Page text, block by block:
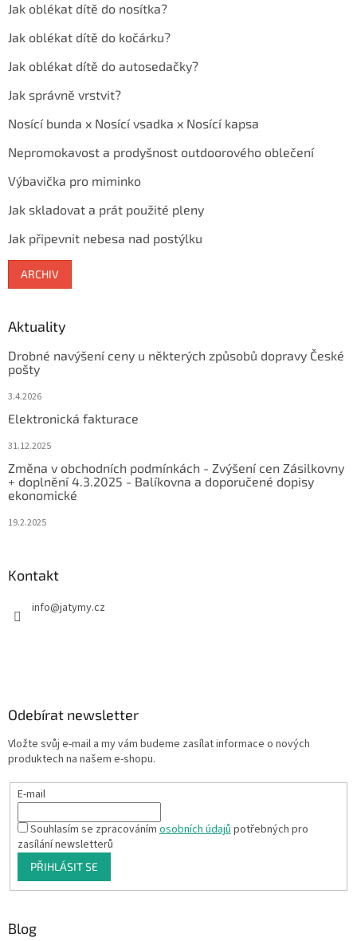
Jak oblékat dítě do nosítka?
Jak oblékat dítě do kočárku?
Jak oblékat dítě do autosedačky?
Jak správně vrstvit?
Nosící bunda x Nosící vsadka x Nosící kapsa
Nepromokavost a prodyšnost outdoorového oblečení
Výbavička pro miminko
Jak skladovat a prát použité pleny
Jak připevnit nebesa nad postýlku
ARCHIV
Aktuality
Drobné navýšení ceny u některých způsobů dopravy České
pošty
3.4.2026
Elektronická fakturace
31.12.2025
Změna v obchodních podmínkách - Zvýšení cen Zásilkovny
+ doplnění 4.3.2025 - Balíkovna a doporučené dopisy
ekonomické
19.2.2025
Kontakt
info@jatymy.cz
Odebírat newsletter
Vložte svůj e-mail a my vám budeme zasílat informace o nových
produktech na našem e-shopu.
E-mail
Souhlasím se zpracovánímosobních údajůpotřebných pro
zasílání newsletterů
PŘIHLÁSIT SE
Blog